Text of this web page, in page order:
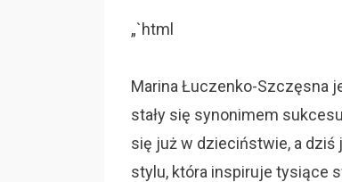
„`html
Marina Łuczenko-Szczęsna
stały się synonimem
się już w dzieciństwie, a dziś
stylu, która inspiruje tysiące